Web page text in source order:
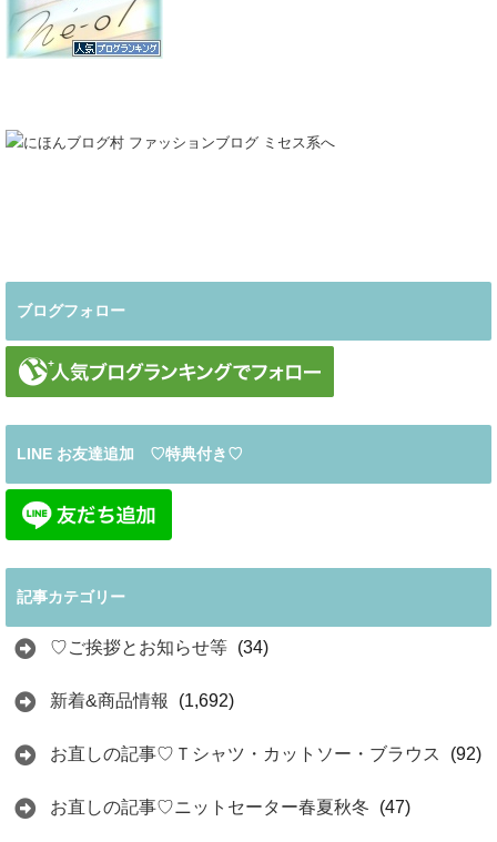
ブログフォロー
LINE お友達追加 ♡特典付き♡
記事カテゴリー
♡ご挨拶とお知らせ等 (34)
新着&商品情報 (1,692)
お直しの記事♡Ｔシャツ・カットソー・ブラウス (92)
お直しの記事♡ニットセーター春夏秋冬 (47)